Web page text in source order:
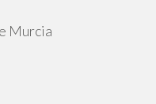
Murcia